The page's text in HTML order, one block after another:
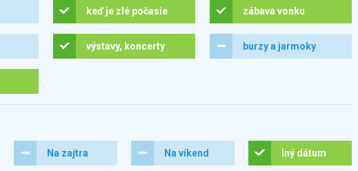
keď je zlé počasie zábava vonku
výstavy, koncerty burzy a jarmoky
Na zajtra Na víkend Iný dátum